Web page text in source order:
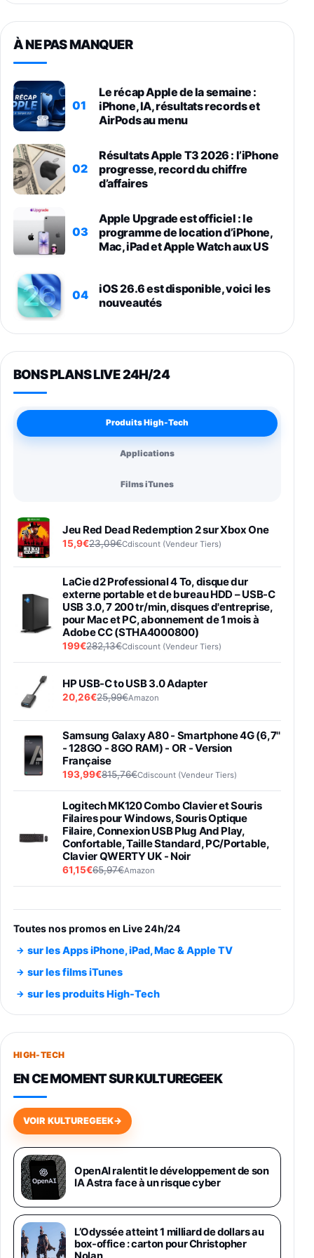
À NE PAS MANQUER
01
Le récap Apple de la semaine :
iPhone, IA, résultats records et
AirPods au menu
02
Résultats Apple T3 2026 : l’iPhone
progresse, record du chiffre
d’affaires
03
Apple Upgrade est officiel : le
programme de location d’iPhone,
Mac, iPad et Apple Watch aux US
04
iOS 26.6 est disponible, voici les
nouveautés
BONS PLANS LIVE 24H/24
Produits High-Tech
Applications
Films iTunes
Jeu Red Dead Redemption 2 sur Xbox One
15,9€23,09€Cdiscount (Vendeur Tiers)
LaCie d2 Professional 4 To, disque dur
externe portable et de bureau HDD – USB-C
USB 3.0, 7 200 tr/min, disques d'entreprise,
pour Mac et PC, abonnement de 1 mois à
Adobe CC (STHA4000800)
199€282,13€Cdiscount (Vendeur Tiers)
HP USB-C to USB 3.0 Adapter
20,26€25,99€Amazon
Samsung Galaxy A80 - Smartphone 4G (6,7''
- 128GO - 8GO RAM) - OR - Version
Française
193,99€815,76€Cdiscount (Vendeur Tiers)
Logitech MK120 Combo Clavier et Souris
Filaires pour Windows, Souris Optique
Filaire, Connexion USB Plug And Play,
Confortable, Taille Standard, PC/Portable,
Clavier QWERTY UK - Noir
61,15€65,97€Amazon
entraénement direct 3 vitesses (33-45-78
trs/min) avec pre-ampli intégré et port USB
Smartphone SAMSUNG Galaxy S26 Ultra
891,99€1199€Fnac (Vendeur Tiers)
Smartphone SAMSUNG Galaxy S26+ Violet
749,99€
648,63€834,71€
Samsung Galaxy Miracle Ultra, Smartphone
Android 5G avec Galaxy AI, 512 Go,
Chargeur Secteur Rapide 25W Inclus,
Smartphone déverrouillé, Noir, Version FR
1019€
Galaxy S26 Ultra 512 Go Bleu
1019€1399€Fnac (Vendeur Tiers)
Toutes nos promos en Live 24h/24
sur les Apps iPhone, iPad, Mac & Apple TV
sur les films iTunes
sur les produits High-Tech
HIGH-TECH
EN CE MOMENT SUR KULTUREGEEK
VOIR KULTUREGEEK→
OpenAI ralentit le développement de son
IA Astra face à un risque cyber
L’Odyssée atteint 1 milliard de dollars au
box-office : carton pour Christopher